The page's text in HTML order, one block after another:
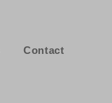
Contact